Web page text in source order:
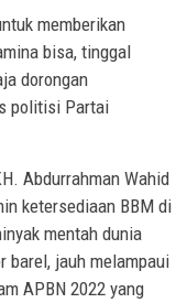
memberikan
bisa, tinggal
dorongan
politisi Partai
Abdurrahman Wahid
ketersediaan BBM di
mentah dunia
barel, jauh melampaui
APBN 2022 yang